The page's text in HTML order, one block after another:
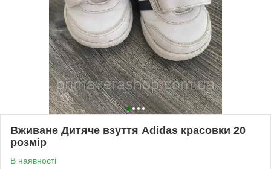
Вживане Дитяче взуття Adidas красовки 20
розмір
В наявності